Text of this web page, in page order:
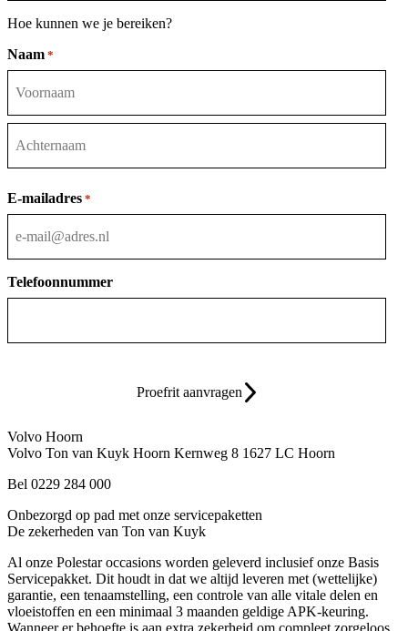
Hoe kunnen we je bereiken?
Naam *
Voornaam
E-mailadres *
Telefoonnummer
Proefrit aanvragen
Volvo Hoorn
Volvo Ton van Kuyk Hoorn Kernweg 8 1627 LC Hoorn
Bel 0229 284 000
Onbezorgd op pad met onze servicepaketten
De zekerheden van Ton van Kuyk
Al onze Polestar occasions worden geleverd inclusief onze Basis
Servicepakket. Dit houdt in dat we altijd leveren met (wettelijke)
garantie, een tenaamstelling, een controle van alle vitale delen en
vloeistoffen en een minimaal 3 maanden geldige APK-keuring.
Wanneer er behoefte is aan extra zekerheid om compleet zorgeloos